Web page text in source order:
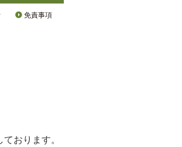
免責事項
おります。